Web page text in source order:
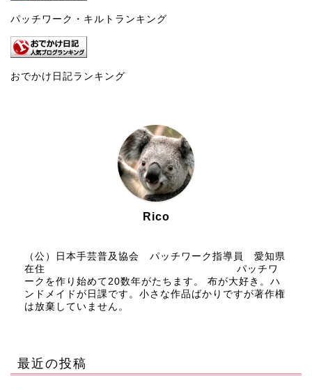
パッチワーク・キルトランキング
おでかけ日記ランキング
Rico
（公）日本手芸普及協会 パッチワーク指導員 愛知県
在住 パッチワ
ークを作り始めて20数年がたちます。 布が大好き。ハ
ンドメイドが日課です。小さな作品ばかりですが著作権
は放棄していません。
最近の投稿